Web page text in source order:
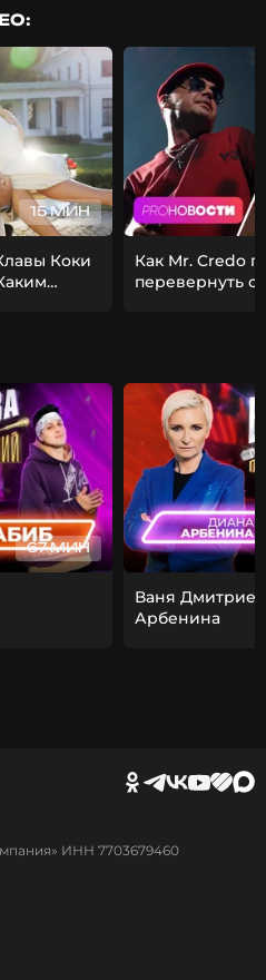
15 МИН
Коки
Как Mr. Credo
перевернуть
67 МИН
Ваня
Арбенина
ИНН 7703679460